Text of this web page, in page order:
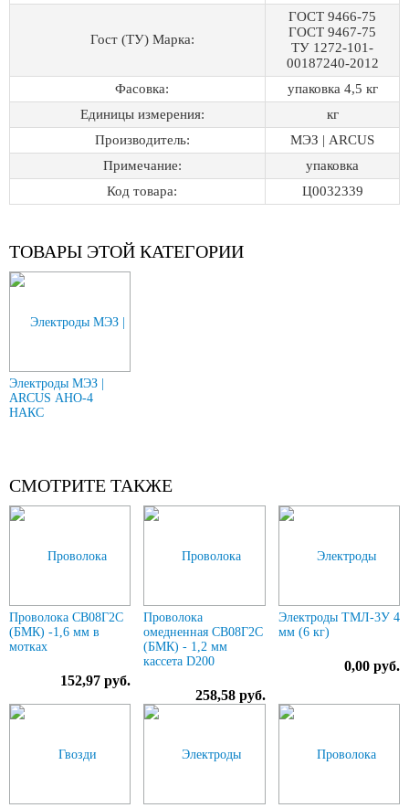
Гост (ТУ) Марка:
ГОСТ 9466-75
ГОСТ 9467-75
ТУ 1272-101-
00187240-2012
Фасовка:
упаковка 4,5 кг
Единицы измерения:
кг
Производитель:
МЭЗ | ARCUS
Примечание:
упаковка
Код товара:
Ц0032339
ТОВАРЫ ЭТОЙ КАТЕГОРИИ
Электроды МЭЗ |
ARCUS АНО-4
НАКС
СМОТРИТЕ ТАКЖЕ
Проволока СВ08Г2С
(БМК) -1,6 мм в
мотках
152,97 руб.
Проволока
омедненная СВ08Г2С
(БМК) - 1,2 мм
кассета D200
258,58 руб.
Электроды ТМЛ-3У 4
мм (6 кг)
0,00 руб.